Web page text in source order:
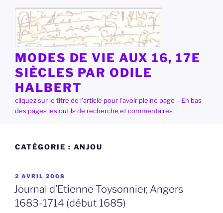
contenu
principal
MODES DE VIE AUX 16, 17E
SIÈCLES PAR ODILE
HALBERT
cliquez sur le titre de l'article pour l'avoir pleine page – En bas
des pages les outils de recherche et commentaires
CATÉGORIE : ANJOU
PUBLIÉ
LE
2 AVRIL 2008
Journal d’Etienne Toysonnier, Angers
1683-1714 (début 1685)